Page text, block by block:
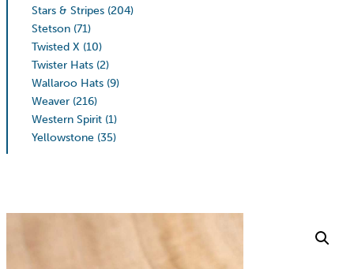
Stars & Stripes (204)
Stetson (71)
Twisted X (10)
Twister Hats (2)
Wallaroo Hats (9)
Weaver (216)
Western Spirit (1)
Yellowstone (35)